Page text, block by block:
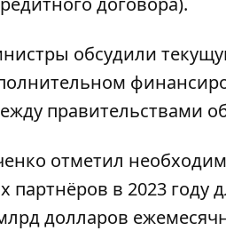
обсудили
правительствами
отметил
партнёров в 2023 году
долларов